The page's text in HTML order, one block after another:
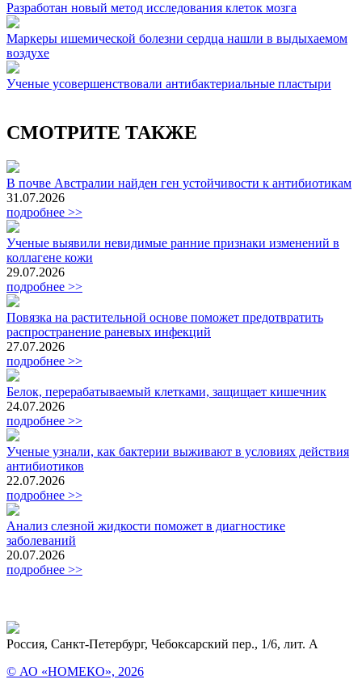
Разработан новый метод исследования клеток мозга
Маркеры ишемической болезни сердца нашли в выдыхаемом
воздухе
Ученые усовершенствовали антибактериальные пластыри
СМОТРИТЕ ТАКЖЕ
В почве Австралии найден ген устойчивости к антибиотикам
31.07.2026
подробнее >>
Ученые выявили невидимые ранние признаки изменений в
коллагене кожи
29.07.2026
подробнее >>
Повязка на растительной основе поможет предотвратить
распространение раневых инфекций
27.07.2026
подробнее >>
Белок, перерабатываемый клетками, защищает кишечник
24.07.2026
подробнее >>
Ученые узнали, как бактерии выживают в условиях действия
антибиотиков
22.07.2026
подробнее >>
Анализ слезной жидкости поможет в диагностике
заболеваний
20.07.2026
подробнее >>
Россия, Санкт-Петербург, Чебоксарский пер., 1/6, лит. А
© АО «НОМЕКО», 2026